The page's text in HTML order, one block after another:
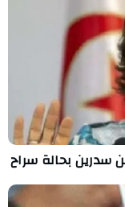
سدرين بحالة سراح